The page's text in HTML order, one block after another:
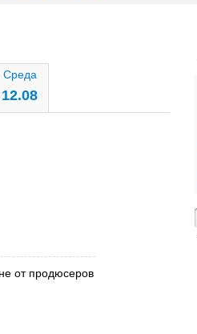
Среда
12.08
от продюсеров